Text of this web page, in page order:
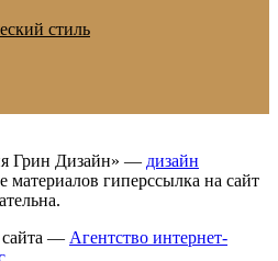
стиль
Грин Дизайн» — дизайн
материалов гиперссылка на сайт
сайта — Агентство интернет-